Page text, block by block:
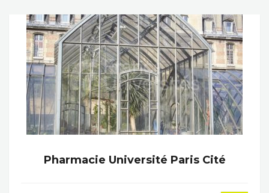
Pharmacie Université Paris Cité